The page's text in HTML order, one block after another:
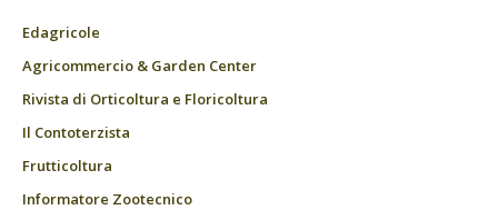
Edagricole
Agricommercio & Garden Center
Rivista di Orticoltura e Floricoltura
Il Contoterzista
Frutticoltura
Informatore Zootecnico